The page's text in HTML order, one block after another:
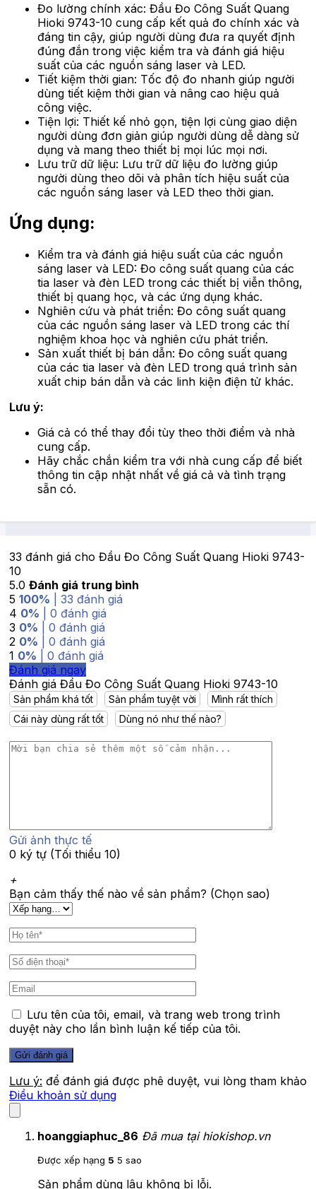
Đo lường chính xác: Đầu Đo Công Suất Quang
Hioki 9743-10 cung cấp kết quả đo chính xác và
đáng tin cậy, giúp người dùng đưa ra quyết định
đúng đắn trong việc kiểm tra và đánh giá hiệu
suất của các nguồn sáng laser và LED.
Tiết kiệm thời gian: Tốc độ đo nhanh giúp người
dùng tiết kiệm thời gian và nâng cao hiệu quả
công việc.
Tiện lợi: Thiết kế nhỏ gọn, tiện lợi cùng giao diện
người dùng đơn giản giúp người dùng dễ dàng sử
dụng và mang theo thiết bị mọi lúc mọi nơi.
Lưu trữ dữ liệu: Lưu trữ dữ liệu đo lường giúp
người dùng theo dõi và phân tích hiệu suất của
các nguồn sáng laser và LED theo thời gian.
Ứng dụng:
Kiểm tra và đánh giá hiệu suất của các nguồn
sáng laser và LED: Đo công suất quang của các
tia laser và đèn LED trong các thiết bị viễn thông,
thiết bị quang học, và các ứng dụng khác.
Nghiên cứu và phát triển: Đo công suất quang
của các nguồn sáng laser và LED trong các thí
nghiệm khoa học và nghiên cứu phát triển.
Sản xuất thiết bị bán dẫn: Đo công suất quang
của các tia laser và đèn LED trong quá trình sản
xuất chip bán dẫn và các linh kiện điện tử khác.
Lưu ý:
Giá cả có thể thay đổi tùy theo thời điểm và nhà
cung cấp.
Hãy chắc chắn kiểm tra với nhà cung cấp để biết
thông tin cập nhật nhất về giá cả và tình trạng
sẵn có.
33 đánh giá cho Đầu Đo Công Suất Quang Hioki 9743-
10
5.0 Đánh giá trung bình
5 100% | 33 đánh giá
4 0% | 0 đánh giá
3 0% | 0 đánh giá
2 0% | 0 đánh giá
1 0% | 0 đánh giá
Đánh giá ngay
Đánh giá Đầu Đo Công Suất Quang Hioki 9743-10
Sản phẩm khá tốt Sản phẩm tuyệt vời
Mình rất thích
Cái này dùng rất tốt
Dùng nó như thế nào?
Gửi ảnh thực tế
0 ký tự (Tối thiểu 10)
+
Bạn cảm thấy thế nào về sản phẩm? (Chọn sao)
Lưu tên của tôi, email, và trang web trong trình
duyệt này cho lần bình luận kế tiếp của tôi.
Lưu ý: để đánh giá được phê duyệt, vui lòng tham khảo
Điều khoản sử dụng
hoanggiaphuc_86 Đã mua tại hiokishop.vn
Được xếp hạng 5 5 sao
Sản phẩm dùng lâu không bị lỗi.